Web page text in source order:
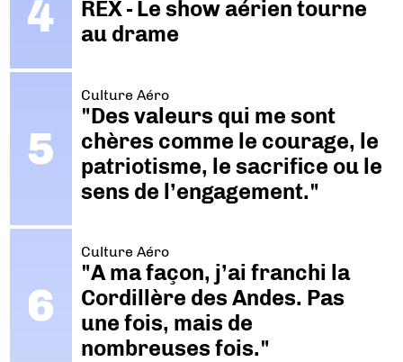
REX - Le show aérien tourne
au drame
Culture Aéro
"Des valeurs qui me sont
chères comme le courage, le
patriotisme, le sacrifice ou le
sens de l’engagement."
Culture Aéro
"A ma façon, j’ai franchi la
Cordillère des Andes. Pas
une fois, mais de
nombreuses fois."